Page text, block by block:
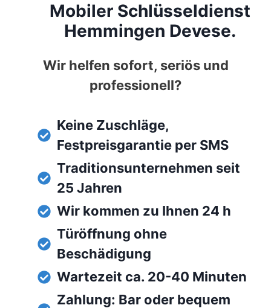
Mobiler Schlüsseldienst
Hemmingen Devese.
Wir helfen sofort, seriös und
professionell?
Keine Zuschläge,
Festpreisgarantie per SMS
Traditionsunternehmen seit
25 Jahren
Wir kommen zu Ihnen 24 h
Türöffnung ohne
Beschädigung
Wartezeit ca. 20-40 Minuten
Zahlung: Bar oder bequem